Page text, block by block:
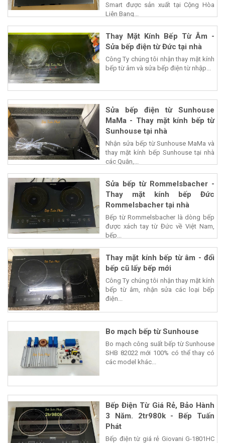
Smart được sản xuất tại Cộng Hòa
Liên Bang...
Thay Mặt Kính Bếp Từ Âm -
Sửa bếp điện từ Đức tại nhà
Công Ty chúng tôi nhận thay mặt kính
bếp từ âm và sửa bếp điện từ nhập...
Sửa bếp điện từ Sunhouse
MaMa - Thay mặt kính bếp từ
Sunhouse tại nhà
Nhận sửa bếp từ Sunhouse MaMa và
thay mặt kính bếp Sunhouse tại nhà
các Quận,...
Sửa bếp từ Rommelsbacher -
Thay mặt kính bếp Đức
Rommelsbacher tại nhà
Bếp từ Rommelsbacher là dòng bếp
được xách tay từ Đức về Việt Nam,
bếp...
Thay mặt kính bếp từ âm - đổi
bếp cũ lấy bếp mới
Công Ty chúng tôi nhận thay mặt kính
bếp từ âm, nhận sửa các loại bếp
điện...
Bo mạch bếp từ Sunhouse
Bo mạch công suất bếp từ Sunhouse
SHB 82022 mới 100% có thể thay có
các model khác...
Bếp Điện Từ Giá Rẻ, Bảo Hành
3 Năm. 2tr980k - Bếp Tuấn
Phát
Bếp điện từ giá rẻ Giovani G-1801HC